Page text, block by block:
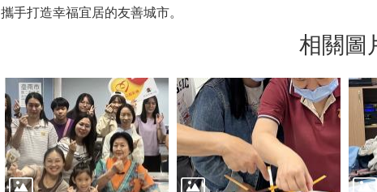
攜手打造幸福宜居的友善城市。
相關圖